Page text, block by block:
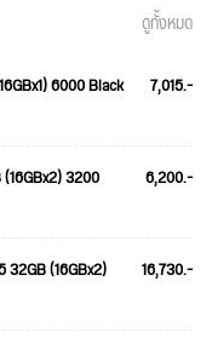
ดูทั้งหมด
6000 Black 7,015.-
3200
6,200.-
32GB (16GBx2)
16,730.-